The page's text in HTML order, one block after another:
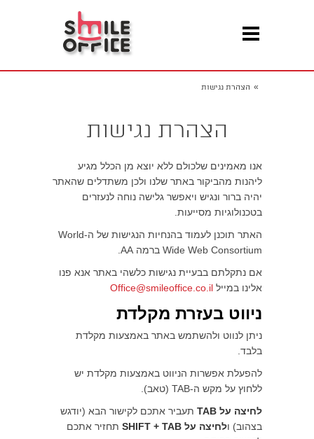
» הצהרת נגישות
הצהרת נגישות
אנו מאמינים שלכולם ללא יוצא מן הכלל מגיע
ליהנות מהביקור באתר שלנו ולכן משתדלים שהאתר
יהיה ברור ונגיש ויאפשר גלישה נוחה לנעזרים
בטכנולוגיות מסייעות.
האתר תוכנן לעמוד בהנחיות הנגישות של ה-World
Wide Web Consortium ברמה AA.
אם נתקלתם בבעיית נגישות כלשהי באתר אנא פנו
אלינו במייל Office@smileoffice.co.il
ניווט בעזרת מקלדת
ניתן לנווט ולהשתמש באתר באמצעות מקלדת
בלבד.
להפעלת אפשרות הניווט באמצעות מקלדת יש
ללחוץ על מקש ה-TAB (טאב).
לחיצה על TAB
תעביר אתכם לקישור הבא (יודגש
בצהוב) ולחיצה על SHIFT + TAB
תחזיר אתכם